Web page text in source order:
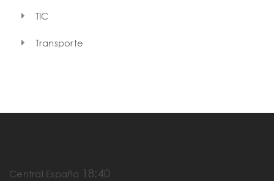
TIC
Transporte
Central España 18:40